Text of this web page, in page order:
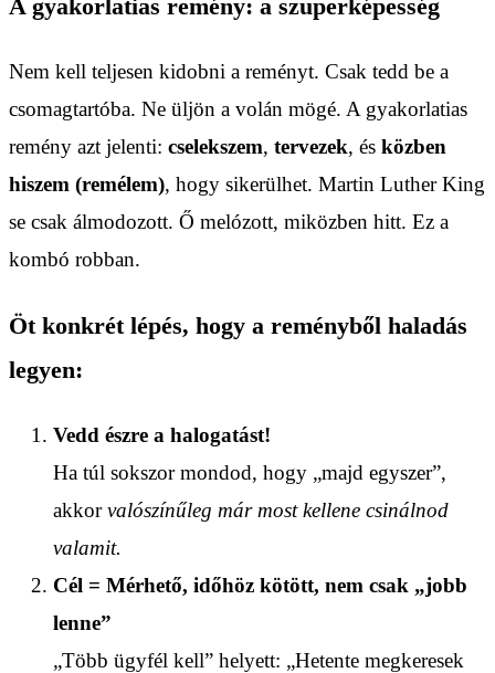
A gyakorlatias remény: a szuperképesség
Nem kell teljesen kidobni a reményt. Csak tedd be a
csomagtartóba. Ne üljön a volán mögé. A gyakorlatias
remény azt jelenti: cselekszem, tervezek, és közben
hiszem (remélem), hogy sikerülhet. Martin Luther King
se csak álmodozott. Ő melózott, miközben hitt. Ez a
kombó robban.
Öt konkrét lépés, hogy a reményből haladás
legyen:
Vedd észre a halogatást!
Ha túl sokszor mondod, hogy „majd egyszer”,
akkorvalószínűleg már most kellene csinálnod
valamit.
Cél = Mérhető, időhöz kötött, nem csak „jobb
lenne”
„Több ügyfél kell” helyett: „Hetente megkeresek